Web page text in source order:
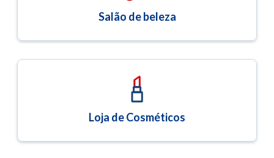
Salão de beleza
Loja de Cosméticos